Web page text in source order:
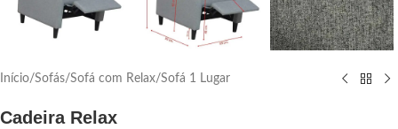
Início/Sofás/Sofá com Relax/Sofá 1 Lugar
Cadeira Relax